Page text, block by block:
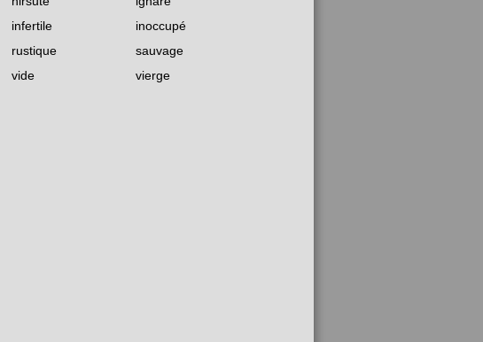
infertile
inoccupé
rustique
sauvage
vide
vierge